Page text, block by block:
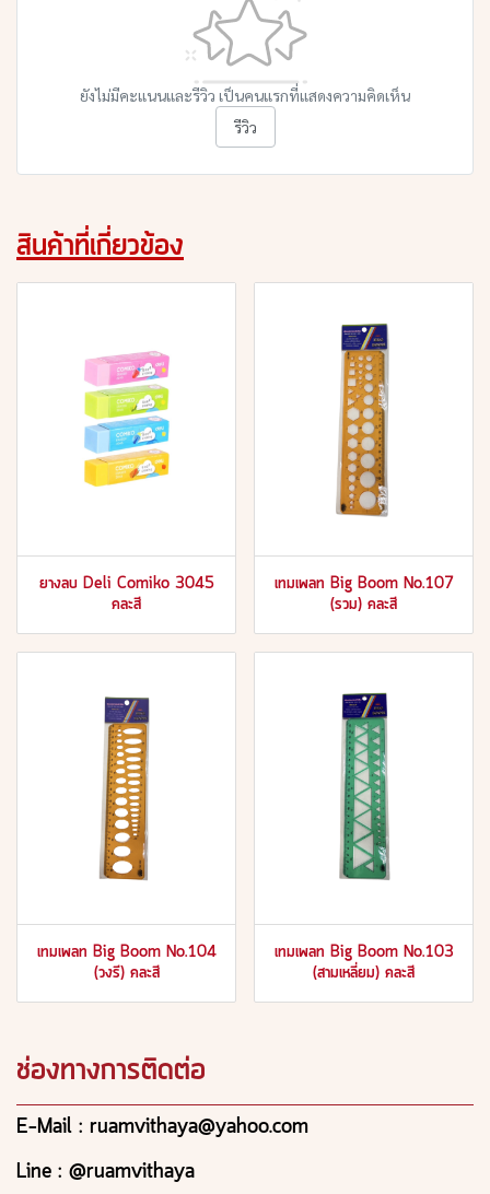
ยังไม่มีคะแนนและรีวิว เป็นคนแรกที่แสดงความคิดเห็น
รีวิว
สินค้าที่เกี่ยวข้อง
ยางลบ Deli Comiko 3045
คละสี
เทมเพลท Big Boom No.107
(รวม) คละสี
เทมเพลท Big Boom No.104
(วงรี) คละสี
เทมเพลท Big Boom No.103
(สามเหลี่ยม) คละสี
ช่องทางการติดต่อ
E-Mail : ruamvithaya@yahoo.com
Line : @ruamvithaya